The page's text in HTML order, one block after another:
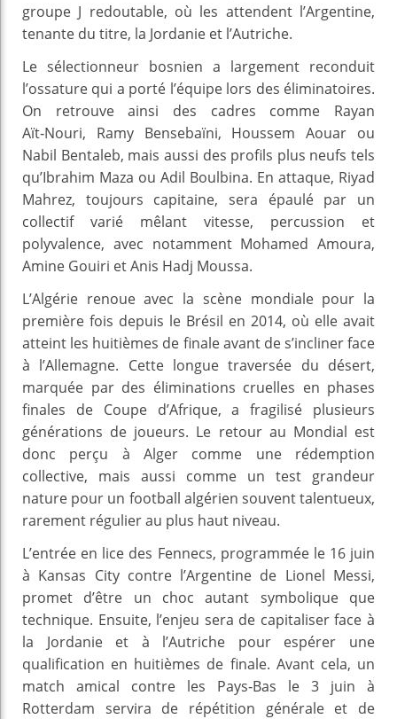
groupe J redoutable, où les attendent l’Argentine,
tenante du titre, la Jordanie et l’Autriche.
Le sélectionneur bosnien a largement reconduit
l’ossature qui a porté l’équipe lors des éliminatoires.
On retrouve ainsi des cadres comme Rayan
Aït‑Nouri, Ramy Bensebaïni, Houssem Aouar ou
Nabil Bentaleb, mais aussi des profils plus neufs tels
qu’Ibrahim Maza ou Adil Boulbina. En attaque, Riyad
Mahrez, toujours capitaine, sera épaulé par un
collectif varié mêlant vitesse, percussion et
polyvalence, avec notamment Mohamed Amoura,
Amine Gouiri et Anis Hadj Moussa.
L’Algérie renoue avec la scène mondiale pour la
première fois depuis le Brésil en 2014, où elle avait
atteint les huitièmes de finale avant de s’incliner face
à l’Allemagne. Cette longue traversée du désert,
marquée par des éliminations cruelles en phases
finales de Coupe d’Afrique, a fragilisé plusieurs
générations de joueurs. Le retour au Mondial est
donc perçu à Alger comme une rédemption
collective, mais aussi comme un test grandeur
nature pour un football algérien souvent talentueux,
rarement régulier au plus haut niveau.
L’entrée en lice des Fennecs, programmée le 16 juin
à Kansas City contre l’Argentine de Lionel Messi,
promet d’être un choc autant symbolique que
technique. Ensuite, l’enjeu sera de capitaliser face à
la Jordanie et à l’Autriche pour espérer une
qualification en huitièmes de finale. Avant cela, un
match amical contre les Pays‑Bas le 3 juin à
Rotterdam servira de répétition générale et de